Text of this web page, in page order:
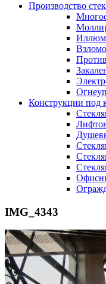
Производство
Конструкции под
IMG_4343